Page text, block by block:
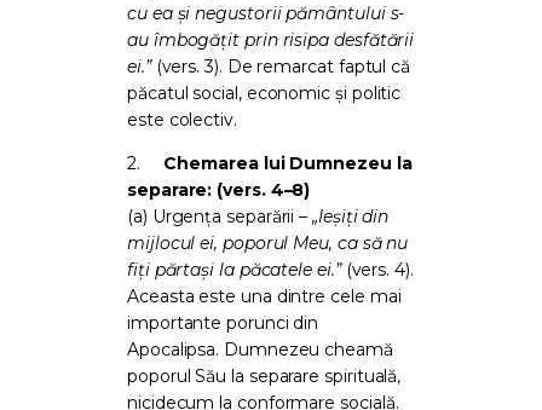
cu ea și negustorii pământului s-
au îmbogățit prin risipa desfătării
ei.”(vers. 3). De remarcat faptul că
păcatul social, economic și politic
este colectiv.
2.
Chemarea lui Dumnezeu la
separare: (vers. 4–8)
(a) Urgența separării –„Ieșiți din
mijlocul ei, poporul Meu, ca să nu
fiți părtași la păcatele ei.”(vers. 4).
Aceasta este una dintre cele mai
importante porunci din
Apocalipsa. Dumnezeu cheamă
poporul Său la separare spirituală,
nicidecum la conformare socială.